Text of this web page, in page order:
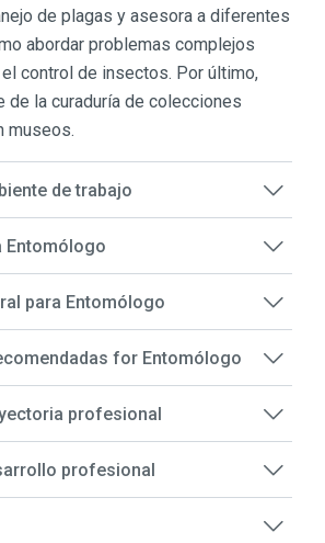
de plagas y asesora a diferentes
abordar problemas complejos
control de insectos. Por último,
de la curaduría de colecciones
museos.
de trabajo
Entomólogo
para Entomólogo
for Entomólogo
profesional
profesional